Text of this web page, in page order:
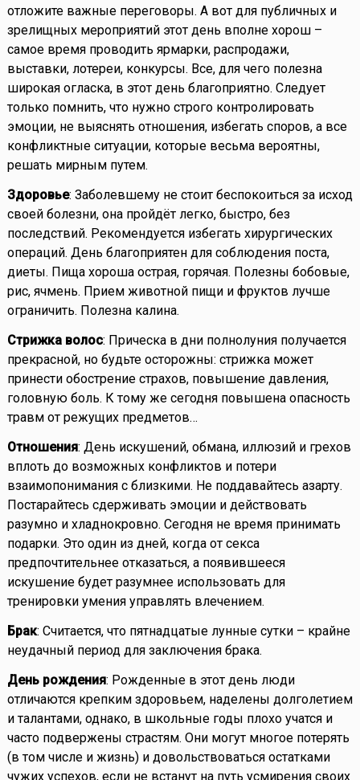
отложите важные переговоры. А вот для публичных и
зрелищных мероприятий этот день вполне хорош –
самое время проводить ярмарки, распродажи,
выставки, лотереи, конкурсы. Все, для чего полезна
широкая огласка, в этот день благоприятно. Следует
только помнить, что нужно строго контролировать
эмоции, не выяснять отношения, избегать споров, а все
конфликтные ситуации, которые весьма вероятны,
решать мирным путем.
Здоровье: Заболевшему не стоит беспокоиться за исход
своей болезни, она пройдёт легко, быстро, без
последствий. Рекомендуется избегать хирургических
операций. День благоприятен для соблюдения поста,
диеты. Пища хороша острая, горячая. Полезны бобовые,
рис, ячмень. Прием животной пищи и фруктов лучше
ограничить. Полезна калина.
Стрижка волос: Прическа в дни полнолуния получается
прекрасной, но будьте осторожны: стрижка может
принести обострение страхов, повышение давления,
головную боль. К тому же сегодня повышена опасность
травм от режущих предметов…
Отношения: День искушений, обмана, иллюзий и грехов
вплоть до возможных конфликтов и потери
взаимопонимания с близкими. Не поддавайтесь азарту.
Постарайтесь сдерживать эмоции и действовать
разумно и хладнокровно. Сегодня не время принимать
подарки. Это один из дней, когда от секса
предпочтительнее отказаться, а появившееся
искушение будет разумнее использовать для
тренировки умения управлять влечением.
Брак: Считается, что пятнадцатые лунные сутки – крайне
неудачный период для заключения брака.
День рождения: Рожденные в этот день люди
отличаются крепким здоровьем, наделены долголетием
и талантами, однако, в школьные годы плохо учатся и
часто подвержены страстям. Они могут многое потерять
(в том числе и жизнь) и довольствоваться остатками
чужих успехов, если не встанут на путь усмирения своих